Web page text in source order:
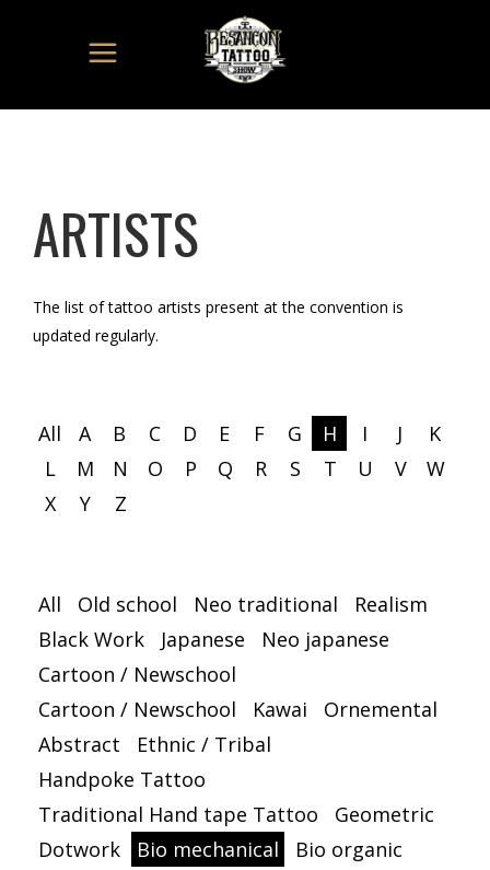
ARTISTS
The list of tattoo artists present at the convention is
updated regularly.
All A B C D E F G H I J
K
L
M N O P Q R S T U V
W
X
Y Z
All Old school Neo traditional
Realism
Black Work
Japanese
Neo japanese
Cartoon / Newschool
Cartoon / Newschool
Kawai
Ornemental
Abstract
Ethnic / Tribal
Handpoke Tattoo
Traditional Hand tape Tattoo
Geometric
Dotwork
Bio mechanical
Bio organic